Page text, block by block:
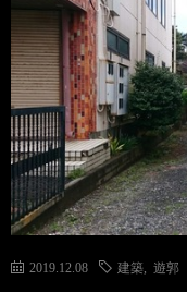
2019.12.08 建築 遊郭